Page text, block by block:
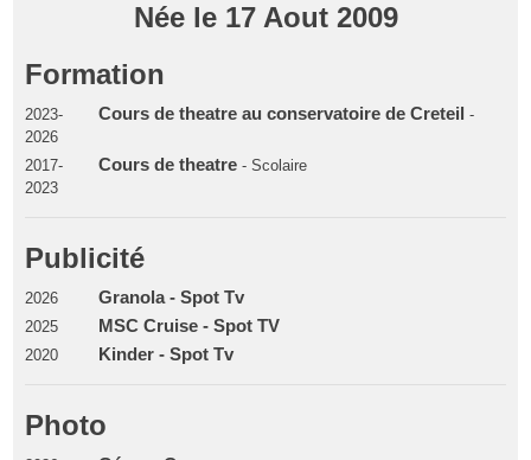
Née le 17 Aout 2009
Formation
2023-
2026
Cours de theatre au conservatoire de Creteil -
2017-
2023
Cours de theatre- Scolaire
Publicité
2026 Granola - Spot Tv
2025 MSC Cruise - Spot TV
2020 Kinder - Spot Tv
Photo